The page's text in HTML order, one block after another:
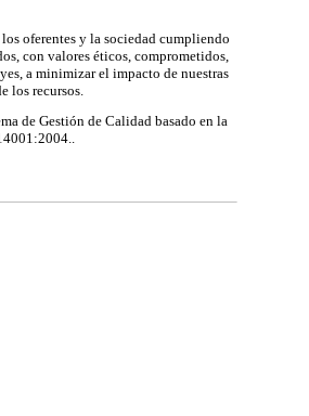
oferentes y la sociedad cumpliendo
con valores éticos, comprometidos,
a minimizar el impacto de nuestras
los recursos.
de Gestión de Calidad basado en la